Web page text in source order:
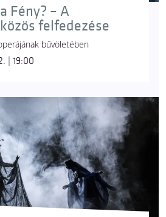
Fény? – A
felfedezése
bűvöletében
| 19:00